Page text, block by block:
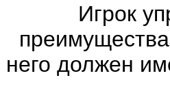
Игрок
него должен